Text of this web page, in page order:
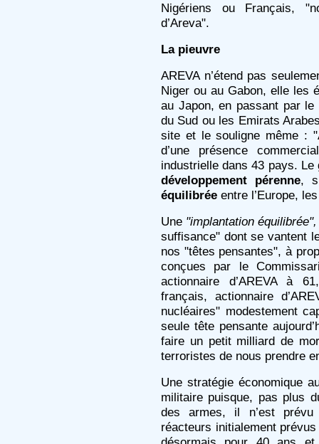
Nigériens ou Français,
d’Areva".
La pieuvre
AREVA n’étend pas
Niger ou au Gabon, elle les
au Japon, en passant par le
du Sud ou les Emirats
site et le souligne même :
d’une présence
industrielle dans 43 pays.
développement pérenne,
équilibrée entre l’Europe,
Une "implantation équilibrée",
suffisance" dont se vantent
nos "têtes pensantes", à
conçues par le
actionnaire d’AREVA à
français, actionnaire
nucléaires" modestement
seule tête pensante
faire un petit milliard de
terroristes de nous prendre
Une stratégie économique
militaire puisque, pas plus
des armes, il n’est
réacteurs initialement